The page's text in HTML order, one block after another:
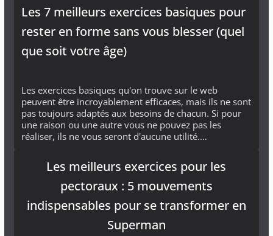
Les 7 meilleurs exercices basiques pour
rester en forme sans vous blesser (quel
que soit votre âge)
Les exercices basiques qu'on trouve sur le web
peuvent être incroyablement efficaces, mais ils ne sont
pas toujours adaptés aux besoins de chacun. Si pour
une raison ou une autre vous ne pouvez pas les
réaliser, ils ne vous seront d'aucune utilité.…
Les meilleurs exercices pour les
pectoraux : 5 mouvements
indispensables pour se transformer en
Superman